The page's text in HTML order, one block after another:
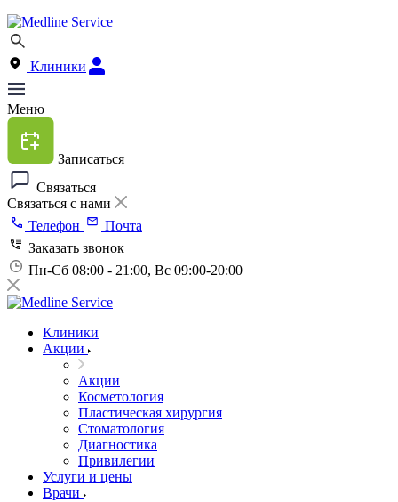
Клиники
Меню
Записаться
Связаться
Связаться с нами
Телефон
Почта
Заказать звонок
Пн-Сб 08:00 - 21:00, Вс 09:00-20:00
Клиники
Акции
Акции
Косметология
Пластическая хирургия
Стоматология
Диагностика
Привилегии
Услуги и цены
Врачи